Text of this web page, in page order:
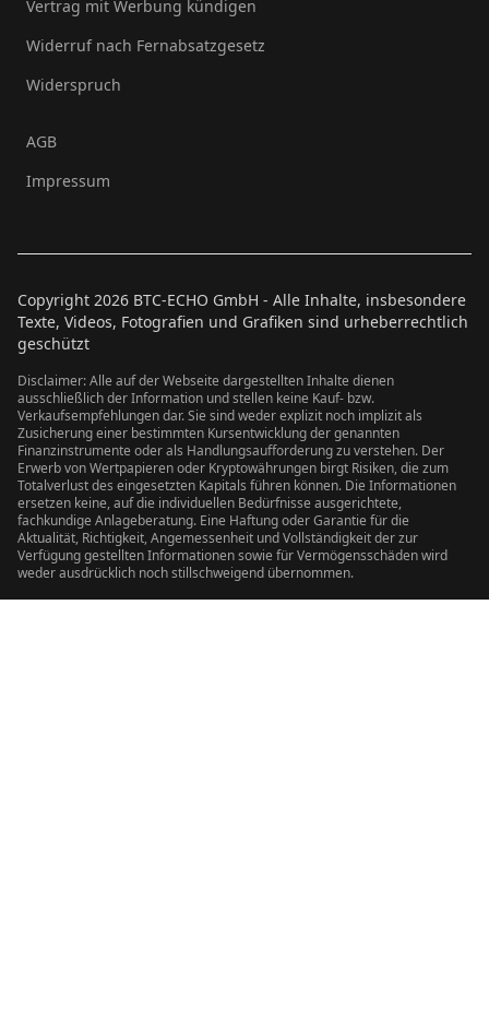
Vertrag mit Werbung kündigen
Widerruf nach Fernabsatzgesetz
Widerspruch
AGB
Impressum
Copyright 2026 BTC-ECHO GmbH - Alle Inhalte, insbesondere
Texte, Videos, Fotografien und Grafiken sind urheberrechtlich
geschützt
Disclaimer: Alle auf der Webseite dargestellten Inhalte dienen
ausschließlich der Information und stellen keine Kauf- bzw.
Verkaufsempfehlungen dar. Sie sind weder explizit noch implizit als
Zusicherung einer bestimmten Kursentwicklung der genannten
Finanzinstrumente oder als Handlungsaufforderung zu verstehen. Der
Erwerb von Wertpapieren oder Kryptowährungen birgt Risiken, die zum
Totalverlust des eingesetzten Kapitals führen können. Die Informationen
ersetzen keine, auf die individuellen Bedürfnisse ausgerichtete,
fachkundige Anlageberatung. Eine Haftung oder Garantie für die
Aktualität, Richtigkeit, Angemessenheit und Vollständigkeit der zur
Verfügung gestellten Informationen sowie für Vermögensschäden wird
weder ausdrücklich noch stillschweigend übernommen.